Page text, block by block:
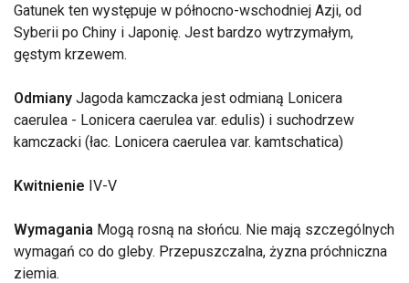
Gatunek ten występuje w północno-wschodniej Azji, od
Syberii po Chiny i Japonię. Jest bardzo wytrzymałym,
gęstym krzewem.
Odmiany Jagoda kamczacka jest odmianą Lonicera
caerulea - Lonicera caerulea var. edulis) i suchodrzew
kamczacki (łac. Lonicera caerulea var. kamtschatica)
Kwitnienie IV-V
Wymagania Mogą rosną na słońcu. Nie mają szczególnych
wymagań co do gleby. Przepuszczalna, żyzna próchniczna
ziemia.